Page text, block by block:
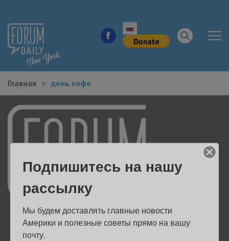
НОВОСТИ ГОРОДА
КУДА ПОЙТИ В ГОРОДЕ
ЗДОРОВЬЕ
РАБОТА И БИЗНЕС
ЖИЛЬЕ
ОБРАЗОВАНИЕ
Главная день кофе
Подпишитесь на нашу
рассылку
Мы будем доставлять главные новости
Америки и полезные советы прямо на вашу
почту.